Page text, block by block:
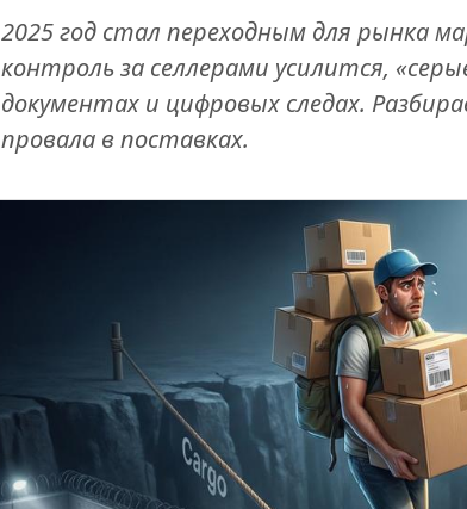
2025 год стал переходным для рынка
контроль за селлерами усилится,
документах и цифровых следах.
провала в поставках.